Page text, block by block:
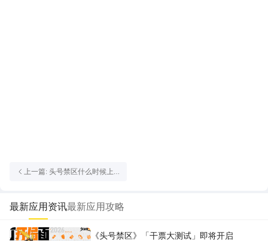
上一篇: 头号禁区什么时候上
最新应用资讯最新应用攻略
《头号禁区》「干票大测试」即将开启